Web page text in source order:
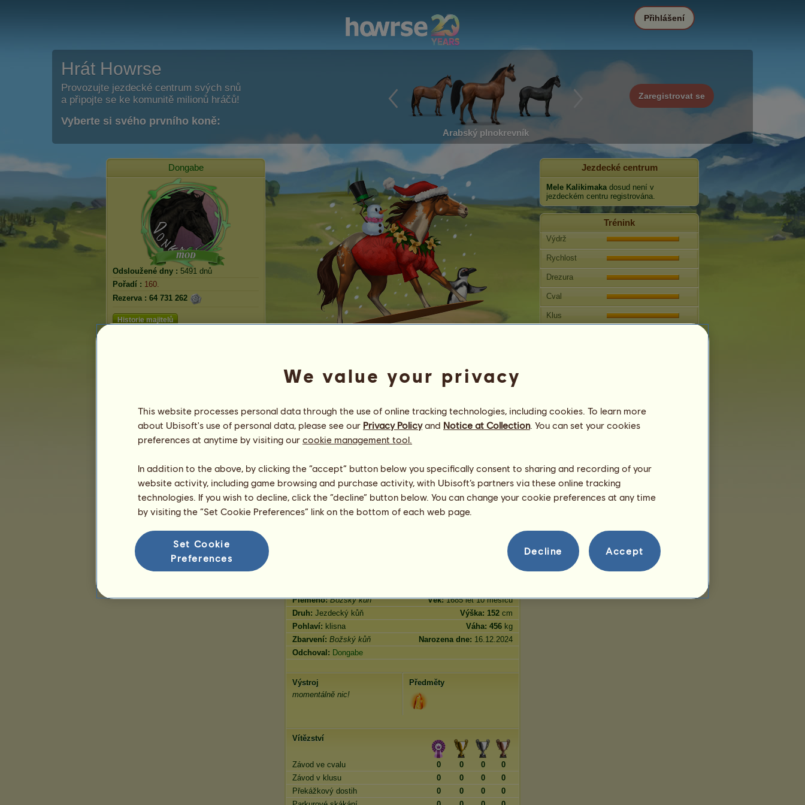
Hrát Howrse
Provozujte jezdecké centrum svých snů
a připojte se ke komunitě milionů hráčů!
Vyberte si svého prvního koně:
Arabský plnokrevník
Zaregistrovat se
Přihlášení
Dongabe
Odsloužené dny : 5491 dnů
Pořadí : 160.
Rezerva : 64 731 262
Historie majitelů
Mele Kalikimaka
09:00
Energie 100%
Zdraví
100%
Morálka
Dovednosti Celkem:19240.00
Výdrž
3210.00
Rychlost
3200.00
Drezura
3200.00
Plemeno:Božský kůň Věk:1685 let 10 měsíců
Druh: Jezdecký kůň Výška: 152 cm
Pohlaví: klisna Váha: 456 kg
Zbarvení: Božský kůň Narozena dne: 16.12.2024
Odchoval: Dongabe
Výstroj
momentálně nic!
Předměty
Vítězství
Závod ve cvalu 0 0 0
0
Závod v klusu
0 0 0
0
Překážkový dostih
0 0 0
0
Jezdecké centrum
Mele Kalikimakadosud není v
jezdeckém centru registrována.
Trénink
Výdrž
Rychlost
Drezura
Cval
Klus
Rodokmen
We value your privacy
This website processes personal data through the use of online tracking technologies, including cookies. To learn more
about Ubisoft's use of personal data, please see our Privacy Policyand Notice at Collection. You can set your cookies
preferences at anytime by visiting our cookie management tool.
In addition to the above, by clicking the “accept” button below you specifically consent to sharing and recording of your
website activity, including game browsing and purchase activity, with Ubisoft’s partners via these online tracking
technologies. If you wish to decline, click the “decline” button below. You can change your cookie preferences at any time
by visiting the “Set Cookie Preferences” link on the bottom of each web page.
Set Cookie
Preferences
Decline Accept